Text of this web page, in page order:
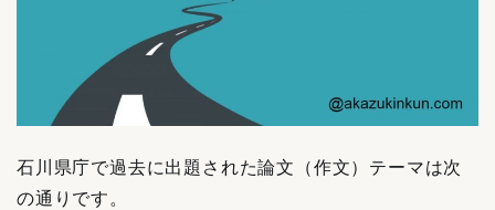
石川県庁で過去に出題された論文（作文）テーマは次
の通りです。